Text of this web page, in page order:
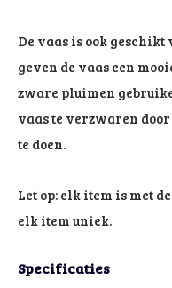
De vaas is ook geschikt
geven de vaas een
zware pluimen
vaas te verzwaren
te doen.
Let op: elk item is met
elk item uniek.
Specificaties